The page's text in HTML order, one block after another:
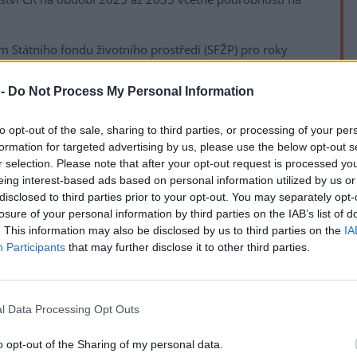
Do Not Process My Personal Information
opt-out of the sale, sharing to third parties, or processing of your
for targeted advertising by us, please use the below opt-out
selection. Please note that after your opt-out request is processed
interest-based ads based on personal information utilized by us
to third parties prior to your opt-out. You may separately
of your personal information by third parties on the IAB’s list of
This information may also be disclosed by us to third parties on the
Participants that may further disclose it to other third parties.
Data Processing Opt Outs
opt-out of the Sharing of my personal data.
Státního fondu životního prostředí (SFŽP) pro roky
na podporu vypracování krajských plánů odpadového
životního prostředí dostalo 13 projektů
novelou do českého práva převádí, chce omezit přesun
životní prostředí do zemí mimo EU. Zajistit má mimo
tam, kde se s ním bude nakládat způsobem šetrným k
lépe prosazovat pravidla přeshraniční přepravy a